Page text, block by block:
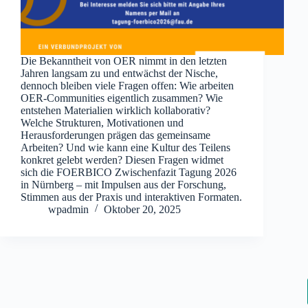
Die Bekanntheit von OER nimmt in den letzten
Jahren langsam zu und entwächst der Nische,
dennoch bleiben viele Fragen offen: Wie arbeiten
OER-Communities eigentlich zusammen? Wie
entstehen Materialien wirklich kollaborativ?
Welche Strukturen, Motivationen und
Herausforderungen prägen das gemeinsame
Arbeiten? Und wie kann eine Kultur des Teilens
konkret gelebt werden? Diesen Fragen widmet
sich die FOERBICO Zwischenfazit Tagung 2026
in Nürnberg – mit Impulsen aus der Forschung,
Stimmen aus der Praxis und interaktiven Formaten.
wpadmin
Oktober 20, 2025